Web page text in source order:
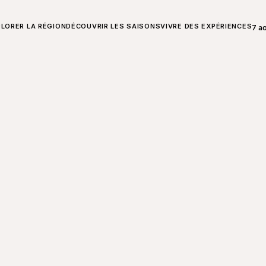
LA RÉGIONDÉCOUVRIR LES SAISONSVIVRE DES EXPÉRIENCES
SUR CHARLEVOIX 7